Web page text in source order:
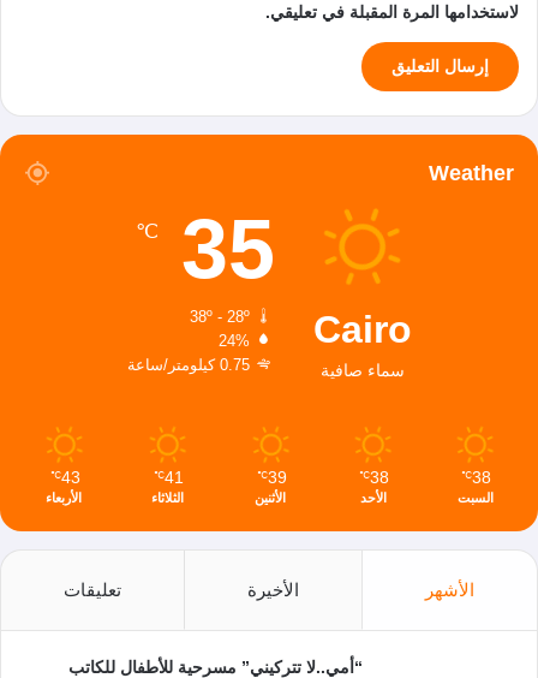
لاستخدامها المرة المقبلة في تعليقي.
Weather
Cairo
سماء صافية
35
℃
38º - 28º
24%
0.75 كيلومتر/ساعة
38
℃
السبت
38
℃
الأحد
39
℃
الأثنين
41
℃
الثلاثاء
43
℃
الأربعاء
الأشهر الأخيرة تعليقات
“أمي..لا تتركيني” مسرحية للأطفال للكاتب